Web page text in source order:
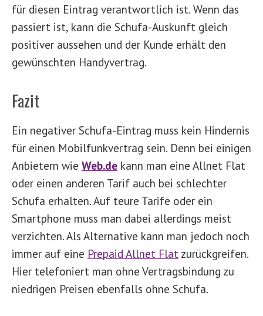
für diesen Eintrag verantwortlich ist. Wenn das
passiert ist, kann die Schufa-Auskunft gleich
positiver aussehen und der Kunde erhält den
gewünschten Handyvertrag.
Fazit
Ein negativer Schufa-Eintrag muss kein Hindernis
für einen Mobilfunkvertrag sein. Denn bei einigen
Anbietern wie Web.de kann man eine Allnet Flat
oder einen anderen Tarif auch bei schlechter
Schufa erhalten. Auf teure Tarife oder ein
Smartphone muss man dabei allerdings meist
verzichten. Als Alternative kann man jedoch noch
immer auf eine Prepaid Allnet Flat zurückgreifen.
Hier telefoniert man ohne Vertragsbindung zu
niedrigen Preisen ebenfalls ohne Schufa.